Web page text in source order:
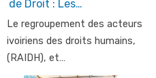
de Droit : Les…
Le regroupement des acteurs
ivoiriens des droits humains,
(RAIDH), et…